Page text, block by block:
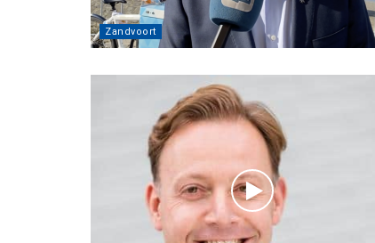
Zandvoort